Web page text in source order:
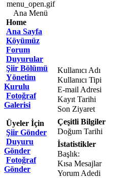
Ana Menü
Home
Ana Sayfa
Köyümüz
Forum
Duyurular
Şiir Bölümü
Yönetim
Kurulu
Fotoğraf
Galerisi
Üyeler İçin
Şiir Gönder
Duyuru
Gönder
Fotoğraf
Gönder
Kullanıcı Adı
Kullanıcı Tipi
E-mail Adresi
Kayıt Tarihi
Son Ziyaret
Çeşitli Bilgiler
Doğum Tarihi
İstatistikler
Başlık:
Kısa Mesajlar
Yorum Adedi